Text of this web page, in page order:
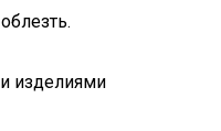
изделиями